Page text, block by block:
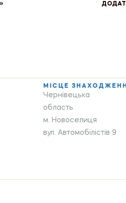
МІСЦЕ
Чернівецька
область
м. Новоселиця
вул. Автомобілістів 9